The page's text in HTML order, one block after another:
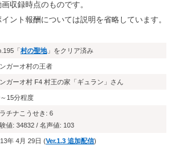
収録時点のものです。
ント報酬については説明を省略しています。
「村の聖地」をクリア済み
ガーオ村の王者
ガーオ村 F4 村王の家「ギュラン」さん
15分程度
チナこうせき: 6
値: 34832 / 名声値: 103
年 4月 29日 (Ver.1.3 追加配信)